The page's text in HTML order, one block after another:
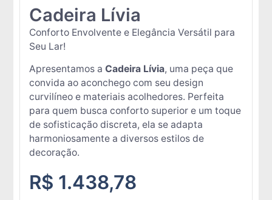
Cadeira Lívia
Conforto Envolvente e Elegância Versátil para
Seu Lar!
Apresentamos aCadeira Lívia, uma peça que
convida ao aconchego com seu design
curvilíneo e materiais acolhedores. Perfeita
para quem busca conforto superior e um toque
de sofisticação discreta, ela se adapta
harmoniosamente a diversos estilos de
decoração.
R$ 1.438,78